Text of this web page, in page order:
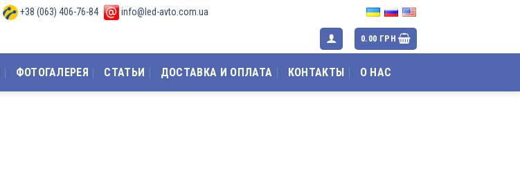
+38 (063) 406-76-84 info@led-avto.com.ua
0.00 ГРН
ФОТОГАЛЕРЕЯ СТАТЬИ ДОСТАВКА И ОПЛАТА КОНТАКТЫ О НАС